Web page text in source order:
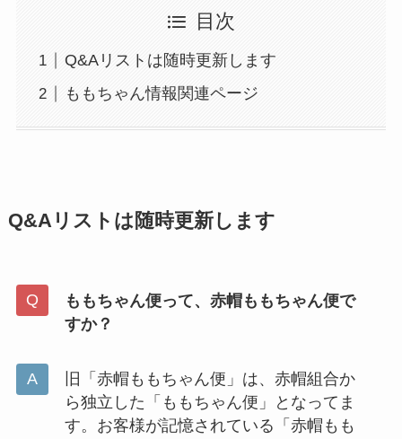
目次
Q&Aリストは随時更新します
ももちゃん情報関連ページ
Q&Aリストは随時更新します
ももちゃん便って、赤帽ももちゃん便で
すか？
旧「赤帽ももちゃん便」は、赤帽組合か
ら独立した「ももちゃん便」となってま
す。お客様が記憶されている「赤帽もも